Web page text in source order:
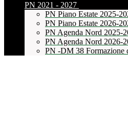
PN 2021 - 2027
PN Piano Estate 2025-
PN Piano Estate 2026-
PN Agenda Nord 2025-
PN Agenda Nord 2026-
PN -DM 38 Formazione